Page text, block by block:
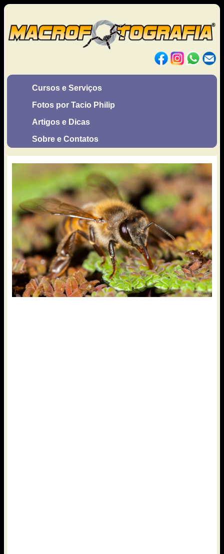
Cursos e Serviços
Fotos por Tacio Philip
Artigos e Dicas
Sobre e Contatos